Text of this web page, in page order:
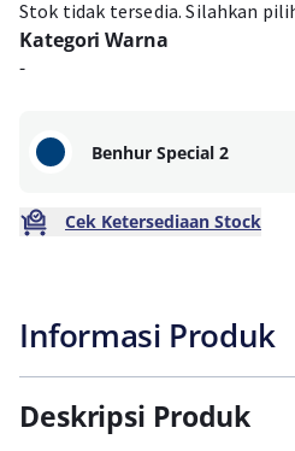
Stok tidak tersedia. Silahkan
Kategori Warna
-
Benhur Special 2
Cek Ketersediaan Stock
Informasi Produk
Deskripsi Produk